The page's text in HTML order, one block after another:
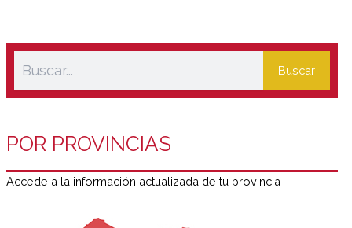
Buscar
POR PROVINCIAS
Accede a la información actualizada de tu provincia